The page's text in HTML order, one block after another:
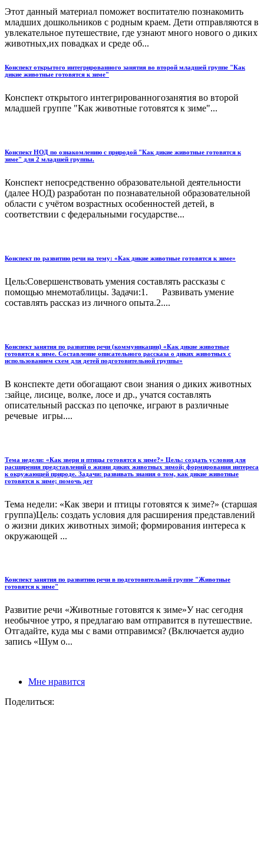
Этот данный материал поможет воспитателю познакомить
младших дошкольников с родным краем. Дети отправляются в
увлекательное путешествие, где узнают много нового о диких
животных,их повадках и среде об...
Конспект открытого интегрированного занятия во второй младшей группе "Как
дикие животные готовятся к зиме"
Конспект открытого интегрированногозанятия во второй
младшей группе "Как животные готовятся к зиме"...
Конспект НОД по ознакомлению с природой "Как дикие животные готовятся к
зиме" для 2 младшей группы.
Конспект непосредственно образовательной деятельности
(далее НОД) разработан по познавательной образовательной
области с учётом возрастных особенностей детей, в
соответствии с федеральными государстве...
Конспект по развитию речи на тему: «Как дикие животные готовятся к зиме»
Цель:Совершенствовать умения составлять рассказы с
помощью мнемотаблицы. Задачи:1. Развивать умение
составлять рассказ из личного опыта.2....
Конспект занятия по развитию речи (коммуникации) «Как дикие животные
готовятся к зиме. Составление описательного рассказа о диких животных с
использованием схем для детей подготовительной группы»
В конспекте дети обогащают свои знания о диких животных
:зайце, лисице, волке, лосе и др., учатся составлять
описательный рассказ по цепочке, играют в различные
речевые игры....
Тема недели: «Как звери и птицы готовятся к зиме?» Цель: создать условия для
расширения представлений о жизни диких животных зимой; формирования интереса
к окружающей природе. Задачи: развивать знания о том, как дикие животные
готовятся к зиме; помочь дет
Тема недели: «Как звери и птицы готовятся к зиме?» (старшая
группа)Цель: создать условия для расширения представлений
о жизни диких животных зимой; формирования интереса к
окружающей ...
Конспект занятия по развитию речи в подготовительной группе "Животные
готовятся к зиме"
Развитие речи «Животные готовятся к зиме»У нас сегодня
необычное утро, я предлагаю вам отправится в путешествие.
Отгадайте, куда мы с вами отправимся? (Включается аудио
запись «Шум о...
Мне нравится
Поделиться: